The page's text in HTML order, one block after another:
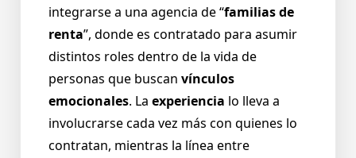
integrarse a una agencia de “familias de
renta”, donde es contratado para asumir
distintos roles dentro de la vida de
personas que buscan vínculos
emocionales. La experiencia lo lleva a
involucrarse cada vez más con quienes lo
contratan, mientras la línea entre